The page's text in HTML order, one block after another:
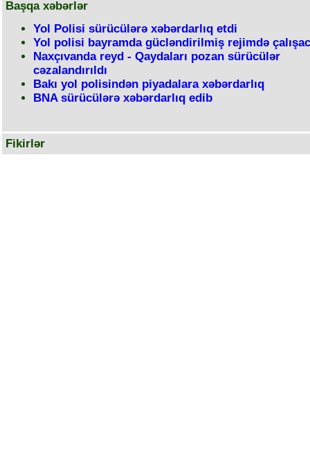
Başqa xəbərlər
Yol Polisi sürücülərə xəbərdarlıq etdi
Yol polisi bayramda gücləndirilmiş rejimdə
Naxçıvanda reyd - Qaydaları pozan sürücülər
cəzalandırıldı
Bakı yol polisindən piyadalara xəbərdarlıq
BNA sürücülərə xəbərdarlıq edib
Fikirlər